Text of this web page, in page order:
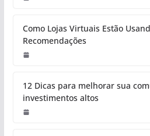
Como Lojas Virtuais Estão
Recomendações
12 Dicas para melhorar sua
investimentos altos